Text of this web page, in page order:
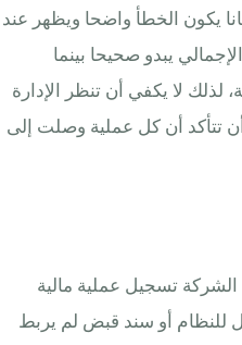
يكون الخطأ واضحا ويظهر عند
يبدو صحيحا بينما
لذلك لا يكفي أن تنظر الإدارة
تتأكد أن كل عملية وصلت إلى
تسجيل عملية مالية
للنظام أو سند قبض لم يربط